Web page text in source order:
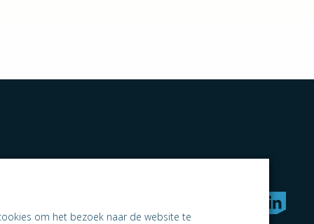
naar samen ondernemen
om het bezoek naar de website te